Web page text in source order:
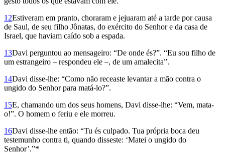
12Estiveram em pranto, choraram e jejuaram até a tarde por causa
de Saul, de seu filho Jônatas, do exército do Senhor e da casa de
Israel, que haviam caído sob a espada.
13Davi perguntou ao mensageiro: “De onde és?”. “Eu sou filho de
um estrangeiro – respondeu ele –, de um amalecita”.
14Davi disse-lhe: “Como não receaste levantar a mão contra o
ungido do Senhor para matá-lo?”.
15E, chamando um dos seus homens, Davi disse-lhe: “Vem, mata-
o!”. O homem o feriu e ele morreu.
16Davi disse-lhe então: “Tu és culpado. Tua própria boca deu
testemunho contra ti, quando disseste: ‘Matei o ungido do
Senhor’.”*